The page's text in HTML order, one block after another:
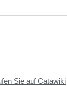
Sie auf Catawiki